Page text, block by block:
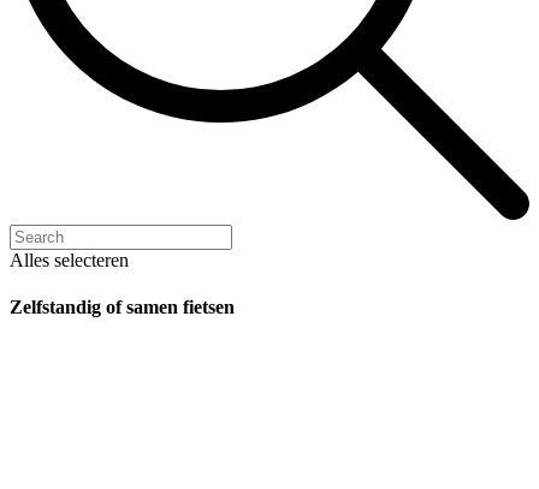
Alles selecteren
Zelfstandig of samen fietsen